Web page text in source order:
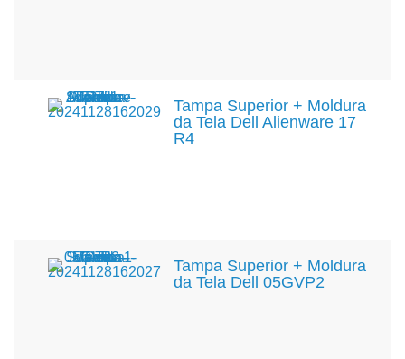
Tampa Superior + Moldura
da Tela Dell Alienware 17
R4
Tampa Superior + Moldura
da Tela Dell 05GVP2